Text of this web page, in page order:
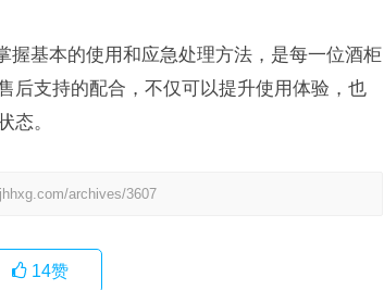
握基本的使用和应急处理方法，是每一位酒柜
后支持的配合，不仅可以提升使用体验，也
态。
archives/3607
14赞